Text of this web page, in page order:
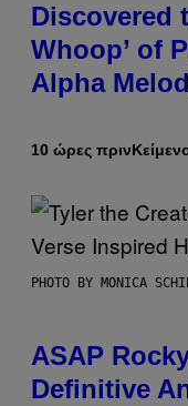
Discovered
Whoop’ of
Alpha
10 ώρες πριν
PHOTO BY MONICA
ASAP
Definitive